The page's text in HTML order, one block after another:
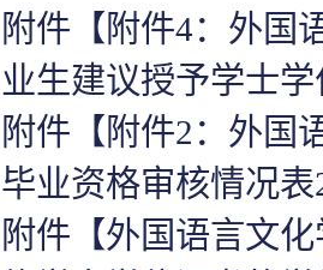
附件【 附件4：外国
业生建议授予学士学
附件【 附件2：外国
毕业资格审核情况表
附件【外国语言文